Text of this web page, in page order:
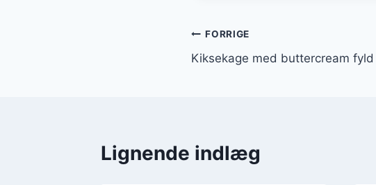
Indlægsnavigation
FORRIGE
Kiksekage med buttercream fyld
Lignende indlæg